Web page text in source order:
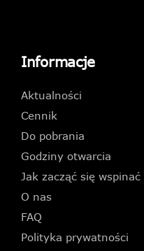
Informacje
Aktualności
Cennik
Do pobrania
Godziny otwarcia
Jak zacząć się wspinać
O nas
FAQ
Polityka prywatności